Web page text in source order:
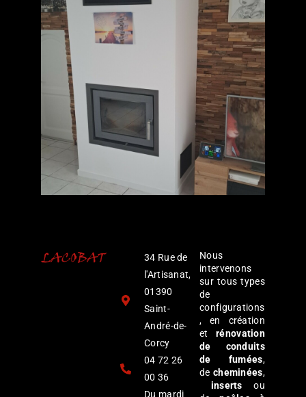
34 Rue de
l'Artisanat,
01390
Saint-
André-de-
Corcy
04 72 26
00 36
Du mardi
Nous
intervenons
sur tous types
de
configurations
, en création
et rénovation
de conduits
de fumées,
de cheminées,
inserts ou